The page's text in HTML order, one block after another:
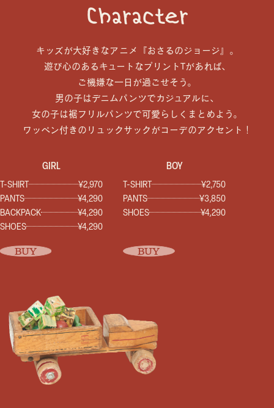
Character
キッズが大好きなアニメ『おさるのジョージ』。
遊び心のあるキュートなプリントTがあれば、
ご機嫌な一日が過ごせそう。
男の子はデニムパンツでカジュアルに、
女の子は裾フリルパンツで可愛らしくまとめよう。
ワッペン付きのリュックサックがコーデのアクセント！
GIRL
T-SHIRT
¥2,970
PANTS
¥4,290
BACKPACK
¥4,290
SHOES
¥4,290
BUY
BOY
T-SHIRT
¥2,750
PANTS
¥3,850
SHOES
¥4,290
BUY